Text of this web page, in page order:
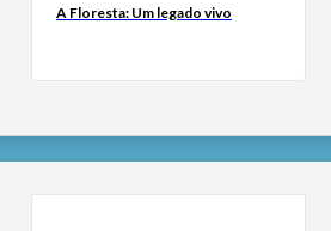
A Floresta: Um legado vivo